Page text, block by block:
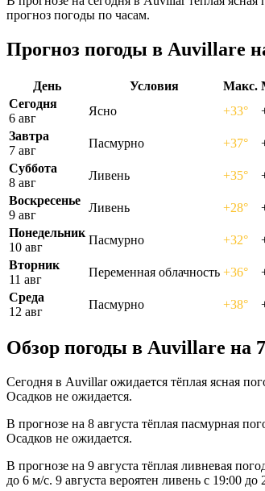
прогноз погоды по часам.
Прогноз погоды в Auvillarе
День Условия Макс.
Сегодня
6 авг
Ясно +33°
Завтра
7 авг
Пасмурно +37°
Суббота
8 авг
Ливень +35°
Воскресенье
9 авг
Ливень +28°
Понедельник
10 авг
Пасмурно +32°
Вторник
11 авг
Переменная облачность +36°
Среда
12 авг
Пасмурно +38°
Обзор погоды в Auvillarе на
Сегодня в Auvillar ожидается тёплая ясная
Осадков не ожидается.
В прогнозе на 8 августа тёплая пасмурная
Осадков не ожидается.
В прогнозе на 9 августа тёплая ливневая
до 6 м/с. 9 августа вероятен ливень с 19:00 до